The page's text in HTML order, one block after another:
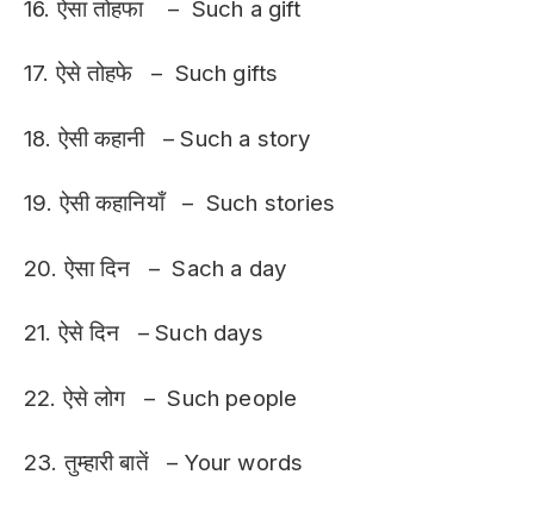
16. ऐसा तोहफा – Such a gift
17. ऐसे तोहफे – Such gifts
18. ऐसी कहानी – Such a story
19. ऐसी कहानियाँ – Such stories
20. ऐसा दिन – Sach a day
21. ऐसे दिन – Such days
22. ऐसे लोग – Such people
23. तुम्हारी बातें – Your words